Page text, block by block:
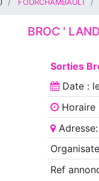
) FOURCHAMBAULT
BROC '
Sorties
Date :
Horaire
Adresse:
Ref